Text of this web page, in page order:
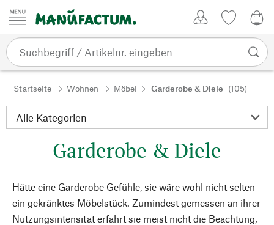
Zum Inhalt springen
Startseite Wohnen Möbel Garderobe & Diele (105)
Garderobe & Diele
Hätte eine Garderobe Gefühle, sie wäre wohl nicht selten
ein gekränktes Möbelstück. Zumindest gemessen an ihrer
Nutzungsintensität erfährt sie meist nicht die Beachtung,